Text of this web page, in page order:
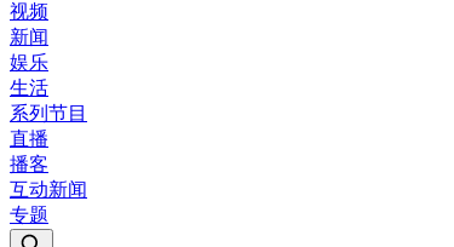
视频
新闻
娱乐
生活
系列节目
直播
播客
互动新闻
专题